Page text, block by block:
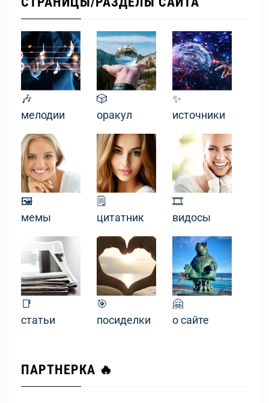
🎶
мелодии
🎲
оракул
✨
источники
🖼
мемы
🗒
цитатник
🎞
видосы
📑
статьи
🎯
посиделки
🤗
о сайте
ПАРТНЕРКА 🔥